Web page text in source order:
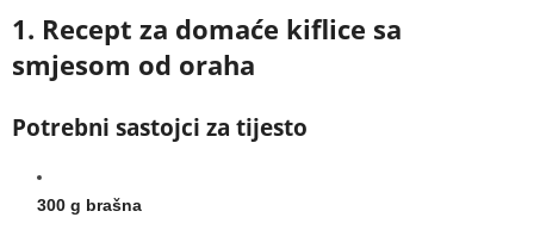
1. Recept za domaće kiflice sa
smjesom od oraha
Potrebni sastojci za tijesto
300 g brašna